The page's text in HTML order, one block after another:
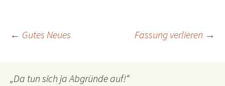
Beitragsnavigation
← Gutes Neues Fassung verlieren →
„Da tun sich ja Abgründe auf!“